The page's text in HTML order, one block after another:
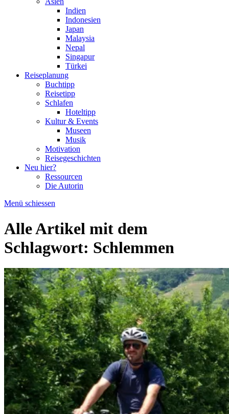
Indien
Indonesien
Japan
Malaysia
Nepal
Singapur
Türkei
Reiseplanung
Buchtipp
Reisetipp
Schlafen
Hoteltipp
Kultur & Events
Museen
Musik
Motivation
Reisegeschichten
Neu hier?
Ressourcen
Die Autorin
Menü schiessen
Alle Artikel mit dem
Schlagwort: Schlemmen